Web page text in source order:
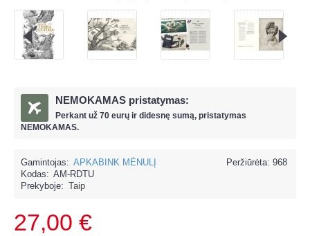
NEMOKAMAS pristatymas:
Perkant už 70 eurų ir didesnę sumą, pristatymas
NEMOKAMAS.
Peržiūrėta: 968
Gamintojas: APKABINK MĖNULĮ
Kodas: AM-RDTU
Prekyboje: Taip
27,00 €